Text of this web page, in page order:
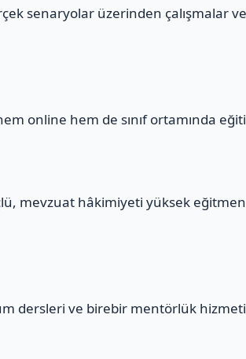
senaryolar üzerinden çalışmalar
online hem de sınıf ortamında
mevzuat hâkimiyeti yüksek
dersleri ve birebir mentörlük